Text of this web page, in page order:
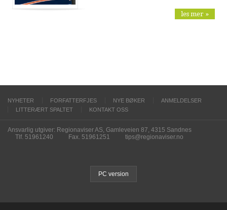
les mer »
NYHETER FORFATTERFJES NYE BØKER
ANMELDELSER
LITTERÆRT SPALTET
KONTAKT OSS
Ansvarlig utgiver: Regionaviser AS, Gamleveien 87, 4315 Sandnes
Tlf. 51961240
Fax. 51961251 tips@regionaviser.no
PC version